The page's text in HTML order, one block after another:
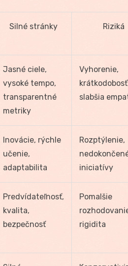
Silné stránky Riziká
Jasné ciele,
vysoké tempo,
transparentné
metriky
Vyhorenie,
slabšia
Inovácie, rýchle
učenie,
adaptabilita
Rozptýlenie,
iniciatívy
Predvídateľnosť,
kvalita,
bezpečnosť
Pomalšie
rigidita